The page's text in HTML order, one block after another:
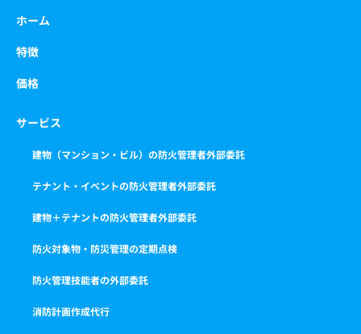
ホーム
特徴
価格
サービス
建物（マンション・ビル）の防火管理者外部委託
テナント・イベントの防火管理者外部委託
建物＋テナントの防火管理者外部委託
防火対象物・防災管理の定期点検
防火管理技能者の外部委託
消防計画作成代行